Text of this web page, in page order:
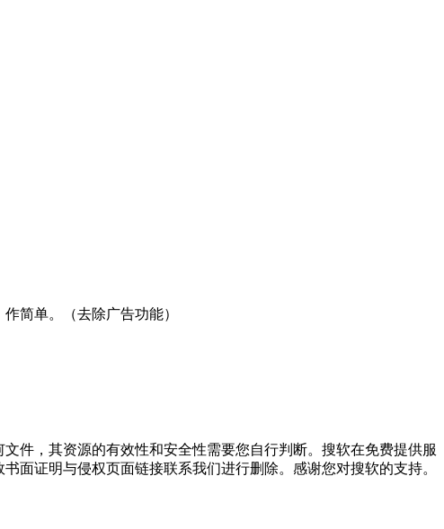
简单。（去除广告功能）
件，其资源的有效性和安全性需要您自行判断。搜软在免费提供服
面证明与侵权页面链接联系我们进行删除。感谢您对搜软的支持。